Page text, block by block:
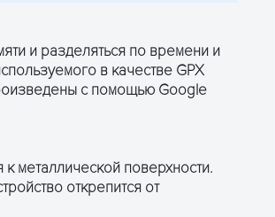
и разделяться по времени и
в качестве GPX
с помощью Google
металлической поверхности.
открепится от